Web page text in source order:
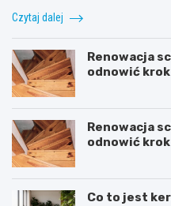
Czytaj dalej
Renowacja
odnowić
Renowacja
odnowić
Co to jest